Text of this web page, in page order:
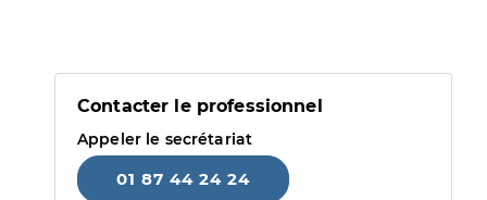
Contacter le professionnel
Appeler le secrétariat
01 87 44 24 24